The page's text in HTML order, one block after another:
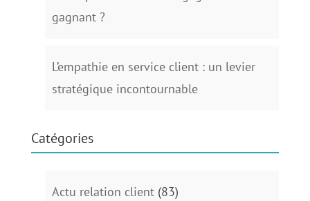
gagnant ?
L’empathie en service client : un levier
stratégique incontournable
Catégories
Actu relation client(83)